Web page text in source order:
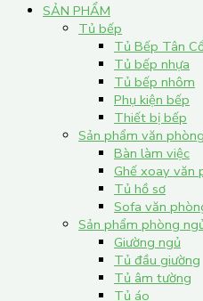
SẢN PHẨM
Tủ bếp
Tủ Bếp Tân
Tủ bếp nhựa
Tủ bếp nhôm
Phụ kiện bếp
Thiết bị bếp
Sản phẩm văn phòng
Bàn làm việc
Ghế xoay văn
Tủ hồ sơ
Sofa văn
Sản phẩm phòng
Giường ngủ
Tủ đầu giường
Tủ âm tường
Tủ áo